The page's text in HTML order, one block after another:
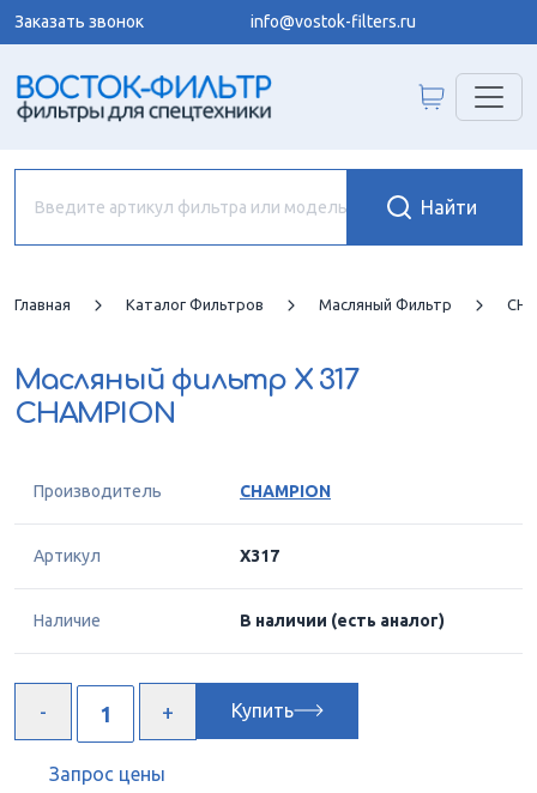
Заказать звонок info@vostok-filters.ru
Главная Каталог Фильтров Масляный Фильтр
Масляный фильтр X 317
CHAMPION
Производитель CHAMPION
Артикул X317
Наличие В наличии (есть аналог)
Купить
Запрос цены